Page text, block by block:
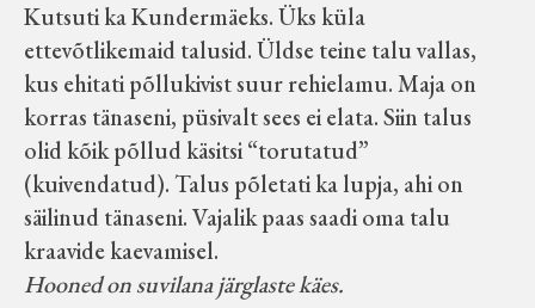
Kutsuti ka Kundermäeks. Üks küla
ettevõtlikemaid talusid. Üldse teine talu vallas,
kus ehitati põllukivist suur rehielamu. Maja on
korras tänaseni, püsivalt sees ei elata. Siin talus
olid kõik põllud käsitsi “torutatud”
(kuivendatud). Talus põletati ka lupja, ahi on
säilinud tänaseni. Vajalik paas saadi oma talu
kraavide kaevamisel.
Hooned on suvilana järglaste käes.